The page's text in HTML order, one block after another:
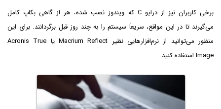
برخی کاربران نیز از درایو C که ویندوز نصب شده، هر از گاهی بکاپ کامل
می‌گیرند تا در این مواقع، سریعاً سیستم را به چند روز قبل برگردانند. برای این
منظور می‌توانید از نرم‌افزارهایی نظیر Macrium Reflect یا Acronis True
Image استفاده کنید.